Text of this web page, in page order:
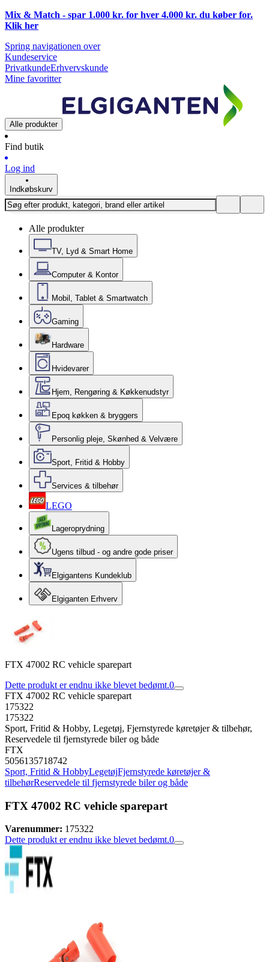
Mix & Match - spar 1.000 kr. for hver 4.000 kr. du køber for.
Klik her
Spring navigationen over
Kundeservice
PrivatkundeErhvervskunde
Mine favoritter
Alle produkter
Find butik
Log ind
Indkøbskurv
Alle produkter
TV, Lyd & Smart Home
Computer & Kontor
Mobil, Tablet & Smartwatch
Gaming
Hardware
Hvidevarer
Hjem, Rengøring & Køkkenudstyr
Epoq køkken & bryggers
Personlig pleje, Skønhed & Velvære
Sport, Fritid & Hobby
Services & tilbehør
LEGO
Lageroprydning
Ugens tilbud - og andre gode priser
Elgigantens Kundeklub
Elgiganten Erhverv
FTX 47002 RC vehicle sparepart
Dette produkt er endnu ikke blevet bedømt.0
FTX 47002 RC vehicle sparepart
175322
175322
Sport, Fritid & Hobby, Legetøj, Fjernstyrede køretøjer & tilbehør,
Reservedele til fjernstyrede biler og både
FTX
5056135718742
Sport, Fritid & HobbyLegetøjFjernstyrede køretøjer &
tilbehørReservedele til fjernstyrede biler og både
FTX 47002 RC vehicle sparepart
Varenummer: 175322
Dette produkt er endnu ikke blevet bedømt.0